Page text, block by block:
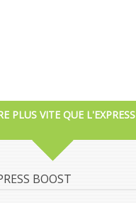
PLUS VITE QUE L'EXPRESS
BOOST